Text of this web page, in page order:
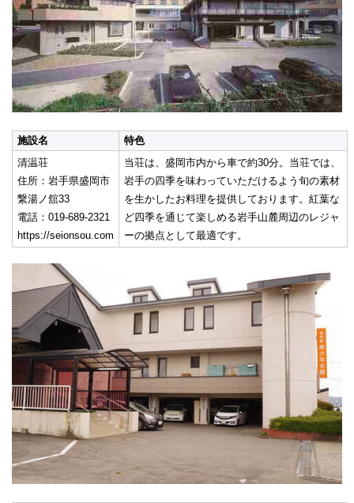
施設名
特色
清温荘
住所：岩手県盛岡市
繋湯ノ舘33
電話：019-689-2321
https://seionsou.com
当荘は、盛岡市内から車で約30分。当荘では、
岩手の四季を味わっていただけるよう旬の素材
を生かしたお料理を提供しております。紅葉な
ど四季を通じて楽しめる岩手山麓周辺のレジャ
ーの拠点として最適です。